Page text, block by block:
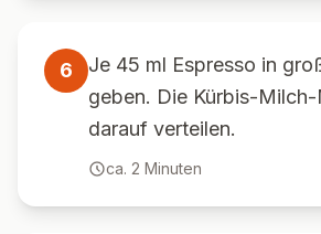
6
Je 45 ml Espresso in
geben. Die Kürbis-
darauf verteilen.
ca. 2 Minuten